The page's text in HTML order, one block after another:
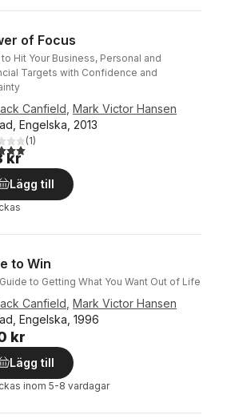
of Focus
Hit Your Business, Personal and
Targets with Confidence and
Canfield Mark Victor Hansen
Engelska, 2013
5 stjärnor. Totalt antal röster:
(1)
kr
Lägg till
to Win
to Getting What You Want Out of Life
Canfield Mark Victor Hansen
Engelska, 1996
kr
Lägg till
inom 5-8 vardagar